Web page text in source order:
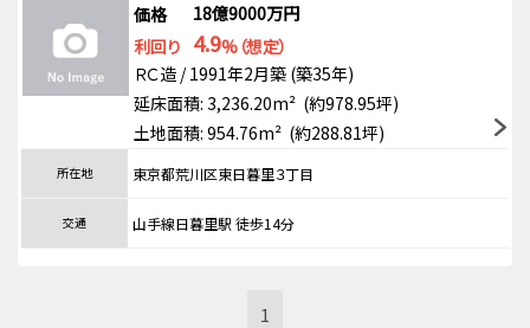
価格
18億9000万円
利回り 4.9%（想定）
ＲＣ造 / 1991年2月築 (築35年)
延床面積: 3,236.20m² (約978.95坪)
土地面積: 954.76m² (約288.81坪)
所在地 東京都荒川区東日暮里３丁目
交通 山手線日暮里駅 徒歩14分
1